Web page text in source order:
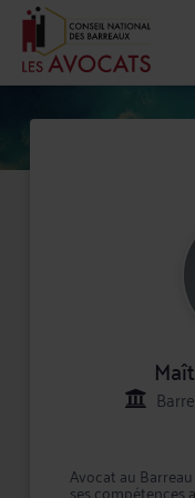
Avocat au
ses compétences